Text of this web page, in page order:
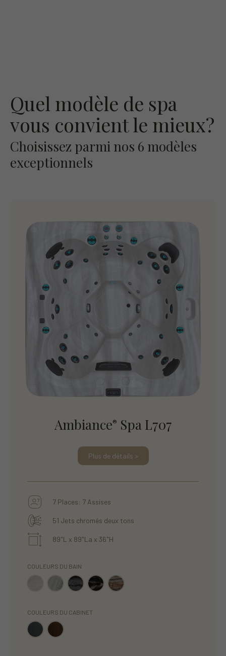
Quel modèle de spa
vous convient le mieux?
Choisissez parmi nos 6 modèles
exceptionnels
Ambiance® Spa L707
Plus de détails >
7 Places: 7 Assises
51 Jets chromés deux tons
89"L x 89"La x 36"H
COULEURS DU BAIN
COULEURS DU CABINET